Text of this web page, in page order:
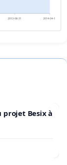
2013-08-31 2014-04-10
projet Besix à